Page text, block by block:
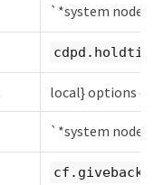
`*system node
local} options
`*system node